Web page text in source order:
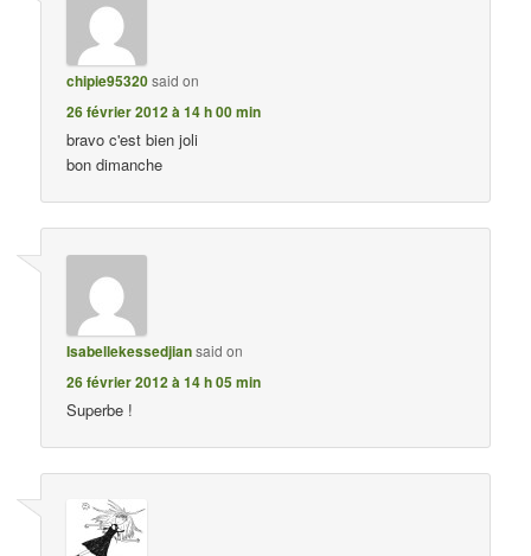
chipie95320said on
26 février 2012 à 14 h 00 min
bravo c'est bien joli
bon dimanche
Isabellekessedjiansaid on
26 février 2012 à 14 h 05 min
Superbe !